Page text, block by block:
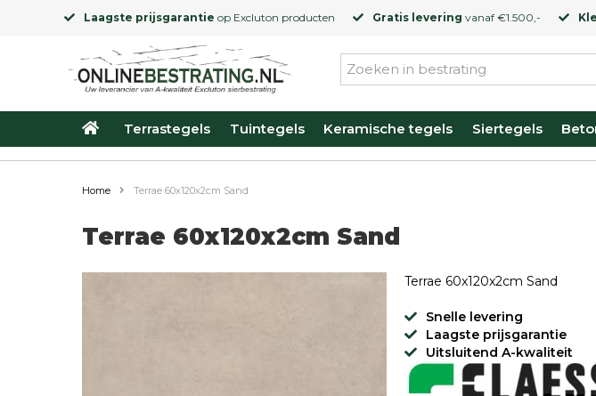
Laagste prijsgarantie op Excluton producten Gratis levering vanaf €1.500,-
Terrastegels Tuintegels Keramische tegels Siertegels
Home Terrae 60x120x2cm Sand
Terrae 60x120x2cm Sand
Terrae 60x120x2cm Sand
Snelle levering
Laagste prijsgarantie
Uitsluitend A-kwaliteit